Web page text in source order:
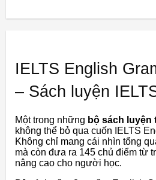
IELTS English
– Sách luyện
Một trong những bộ sách luyện
không thể bỏ qua cuốn IELTS
Không chỉ mang cái nhìn tổng
mà còn đưa ra 145 chủ điểm từ
nâng cao cho người học.